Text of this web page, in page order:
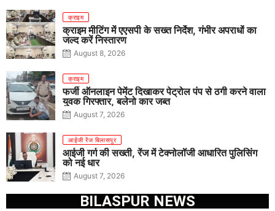
क्राइम
क्राइम मीटिंग में एएसपी के सख्त निर्देश, गंभीर अपराधों का
जल्द करें निस्तारण
August 8, 2026
क्राइम
फर्जी ऑनलाइन पेमेंट दिखाकर पेट्रोल पंप से ठगी करने वाला
युवक गिरफ्तार, बलेनो कार जब्त
August 7, 2026
आईजी रेंज बिलासपुर
आईजी गर्ग की सख्ती, रेंज में टेक्नोलॉजी आधारित पुलिसिंग
को नई धार
August 7, 2026
BILASPUR NEWS